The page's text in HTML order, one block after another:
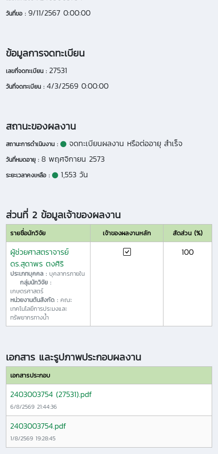
วันที่ขอ : 9/11/2567 0:00:00
ข้อมูลการจดทะเบียน
เลขที่จดทะเบียน : 27531
วันที่จดทะเบียน : 4/3/2569 0:00:00
สถานะของผลงาน
สถานะการดำเนินงาน : จดทะเบียนผลงาน หรือต่ออายุ สำเร็จ
วันที่หมดอายุ : 8 พฤศจิกายน 2573
ระยะเวลาคงเหลือ : 1,553 วัน
ส่วนที่ 2 ข้อมูลเจ้าของผลงาน
รายชื่อนักวิจัย เจ้าของผลงานหลัก สัดส่วน (%)
ผู้ช่วยศาสตราจารย์
ดร.สุดาพร ตงศิริ
ประเภทบุคคล : บุคลากรภายใน
กลุ่มนักวิจัย :
เกษตรศาสตร์
หน่วยงานต้นสังกัด : คณะ
เทคโนโลยีการประมงและ
ทรัพยากรทางน้ำ
100
เอกสาร และรูปภาพประกอบผลงาน
เอกสารประกอบ
2403003754 (27531).pdf
6/8/2569 21:44:36
2403003754.pdf
1/8/2569 19:28:45